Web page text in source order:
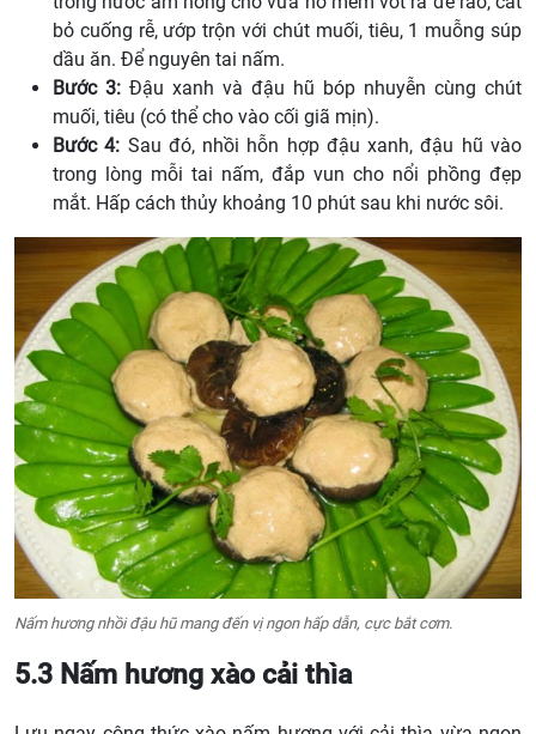
bỏ cuống rễ, ướp trộn với chút muối, tiêu, 1 muỗng súp
dầu ăn. Để nguyên tai nấm.
Bước 3: Đậu xanh và đậu hũ bóp nhuyễn cùng chút
muối, tiêu (có thể cho vào cối giã mịn).
Bước 4: Sau đó, nhồi hỗn hợp đậu xanh, đậu hũ vào
trong lòng mỗi tai nấm, đắp vun cho nổi phồng đẹp
mắt. Hấp cách thủy khoảng 10 phút sau khi nước sôi.
Nấm hương nhồi đậu hũ mang đến vị ngon hấp dẫn, cực bắt cơm.
5.3 Nấm hương xào cải thìa